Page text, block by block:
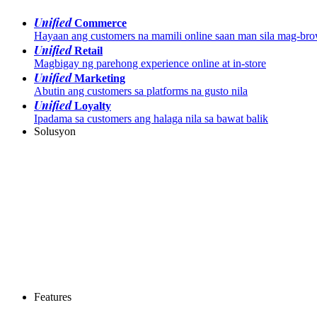
UnifiedCommerce
Hayaan ang customers na mamili online saan man sila mag-
UnifiedRetail
Magbigay ng parehong experience online at in-store
UnifiedMarketing
Abutin ang customers sa platforms na gusto nila
UnifiedLoyalty
Ipadama sa customers ang halaga nila sa bawat balik
Solusyon
Features